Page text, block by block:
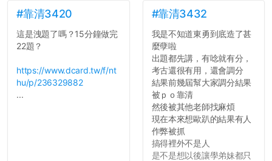
長作弊的風氣。
反正老人我明天就要搬離新
竹，之後如何發展與我無
吧XD，祝學弟妹們修課順利
~~...
舍房間，都歡迎留言讓我知
道...
#靠清3420
這是洩題了嗎？15分鐘做完
22題？
https://www.dcard.tw/f/nt
hu/p/236329882
...
#靠清3432
我是不知道東勇到底造了甚
麼孽啦
出題都先講，有唸就有分，
考古還很有用，還會調分
結果前幾屆幫大家調分結果
被ｐｏ靠清
然後被其他老師找麻煩
現在本來想歐趴的結果有人
作弊被抓
搞得裡外不是人
是不是想以後讓學弟妹都只